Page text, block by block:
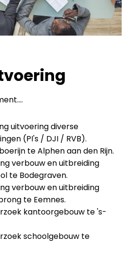
uitvoering diverse
(PI's / DJI / RVB).
te Alphen aan den Rijn.
verbouw en uitbreiding
te Bodegraven.
verbouw en uitbreiding
te Eemnes.
kantoorgebouw te 's-
schoolgebouw te